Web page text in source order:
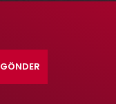
GÖNDER